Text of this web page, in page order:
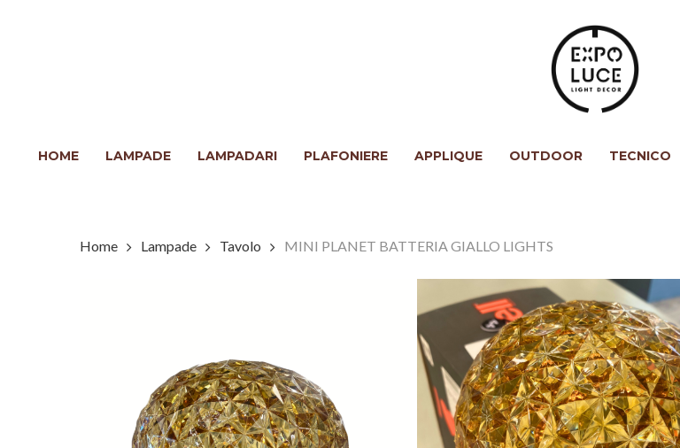
Clicca INVIO per cercare o ESC per chiudere
HOME LAMPADE LAMPADARI PLAFONIERE APPLIQUE OUTDOOR TECNICO
Home Lampade Tavolo MINI PLANET BATTERIA GIALLO LIGHTS